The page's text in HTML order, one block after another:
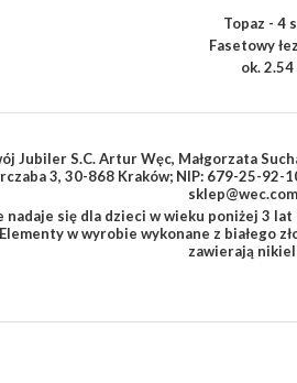
Topaz - 4
Fasetowy
ok.
Jubiler S.C. Artur Węc, Małgorzata
3, 30-868 Kraków; NIP: 679-25-92-
nadaje się dla dzieci w wieku poniżej 3 lat
Elementy w wyrobie wykonane z białego
zawierają nikiel